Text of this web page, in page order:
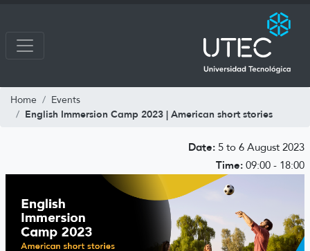
Home Events
English Immersion Camp 2023 | American short stories
Date: 5 to 6 August 2023
Time: 09:00 - 18:00